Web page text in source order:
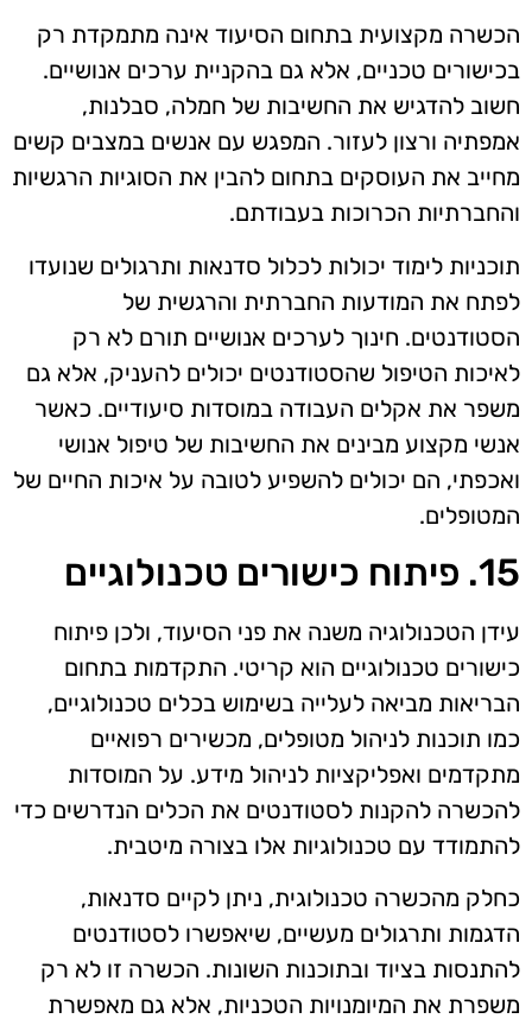
הכשרה מקצועית בתחום הסיעוד אינה מתמקדת רק
בכישורים טכניים, אלא גם בהקניית ערכים אנושיים.
חשוב להדגיש את החשיבות של חמלה, סבלנות,
אמפתיה ורצון לעזור. המפגש עם אנשים במצבים קשים
מחייב את העוסקים בתחום להבין את הסוגיות הרגשיות
והחברתיות הכרוכות בעבודתם.
תוכניות לימוד יכולות לכלול סדנאות ותרגולים שנועדו
לפתח את המודעות החברתית והרגשית של
הסטודנטים. חינוך לערכים אנושיים תורם לא רק
לאיכות הטיפול שהסטודנטים יכולים להעניק, אלא גם
משפר את אקלים העבודה במוסדות סיעודיים. כאשר
אנשי מקצוע מבינים את החשיבות של טיפול אנושי
ואכפתי, הם יכולים להשפיע לטובה על איכות החיים של
המטופלים.
15. פיתוח כישורים טכנולוגיים
עידן הטכנולוגיה משנה את פני הסיעוד, ולכן פיתוח
כישורים טכנולוגיים הוא קריטי. התקדמות בתחום
הבריאות מביאה לעלייה בשימוש בכלים טכנולוגיים,
כמו תוכנות לניהול מטופלים, מכשירים רפואיים
מתקדמים ואפליקציות לניהול מידע. על המוסדות
להכשרה להקנות לסטודנטים את הכלים הנדרשים כדי
להתמודד עם טכנולוגיות אלו בצורה מיטבית.
כחלק מהכשרה טכנולוגית, ניתן לקיים סדנאות,
הדגמות ותרגולים מעשיים, שיאפשרו לסטודנטים
להתנסות בציוד ובתוכנות השונות. הכשרה זו לא רק
משפרת את המיומנויות הטכניות, אלא גם מאפשרת